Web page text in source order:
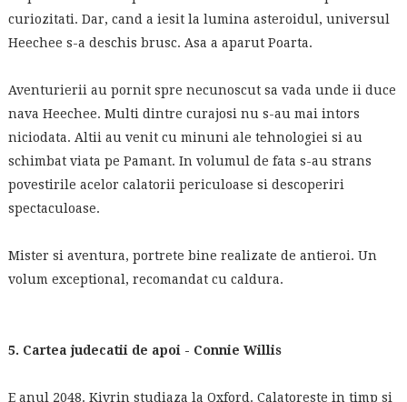
curiozitati. Dar, cand a iesit la lumina asteroidul, universul
Heechee s-a deschis brusc. Asa a aparut Poarta.
Aventurierii au pornit spre necunoscut sa vada unde ii duce
nava Heechee. Multi dintre curajosi nu s-au mai intors
niciodata. Altii au venit cu minuni ale tehnologiei si au
schimbat viata pe Pamant. In volumul de fata s-au strans
povestirile acelor calatorii periculoase si descoperiri
spectaculoase.
Mister si aventura, portrete bine realizate de antieroi. Un
volum exceptional, recomandat cu caldura.
5. Cartea judecatii de apoi - Connie Willis
E anul 2048. Kivrin studiaza la Oxford. Calatoreste in timp si